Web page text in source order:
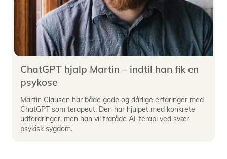
ChatGPT hjalp Martin – indtil han fik en
psykose
Martin Clausen har både gode og dårlige erfaringer med
ChatGPT som terapeut. Den har hjulpet med konkrete
udfordringer, men han vil fraråde AI-terapi ved svær
psykisk sygdom.